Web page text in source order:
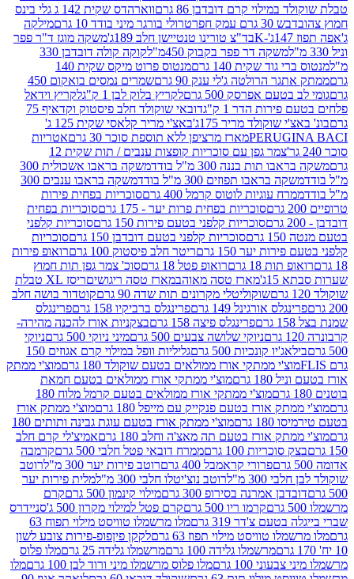
קרם דובדבן 86 גרם
ווארהדס שקית 142 ג גלי בינס
דבש 30 גרם עמק חפר
טרולי בורגר מיני בודד 10 גרם
מילקה
בד"צ טורינו טנטיישן חלב 189ג'
משקה מוגז ד"ר פפר
משקה דר פפר בקבוק 450מ"ל
קוקה קולה דובדבן 330
גוד שקית 140 גרם
מנטוס פרוט מיקס שקית 140
הרולטה ג'לי ענק 90 גרם
שמרים נמסים בואקום 450
אפרסק 500 גרם
לקריץ בלוק לבן 1 ק"ג
לקריץ וידאל
הדר 1 ק"ג
דובאי שוקולד חלב פיסטוק וקדאיף 75
שוקולד מריר 175ג'
באצ'י מריר קלאסי שקית 125 ג'
מארז מרציפן ללא תוספת סוכר 30 גרם
אטריות
צמר גפן עם סוכריות קופצות ענבים / תות שקית 12
תות בננה 300 מ"ל בודד
משקה בראבו אשכולית 300
בראבו תפוזים 300 מ"ל בודד
משקה בראבו ענבים 300
עוגיות לוטוס קרמל 400 גרם
סוכריות בפחית פירות
סוכריות בפחית פרות יער - 175 גרם
סוכריות בפחית
סוכריות קלפני בטעם פירות 150 גרם
סוכריות קלפני
סוכריות קלפני בטעם דובדבן 150 גרם
סוכריות
יער 150 גרם
ריטר חלב פיסטוק 100 גרם
רואופ פירות
תות 18 גרם
רואופ פטל 18 גרם
סוכ' צמר גפן תות חמוץ
מארז טסה מאוהב מארז טסה ריגושים
ריסז XL טבלת
שוקוליטלי מקרונים תות שדה 90 גרם
קוטדור בושה חלב
אורגינל 149 גרם
פרינגלס ברביקיו 158 גרם
פרינגלס
פרינגלס פיצה 158 גרם
בצקניות אורז להכנה מהירה-
ניוקי שלושה צבעים 500 גרם
מיני ניוקי 500 גרם
ניוקי
קונכיות 500 גרם
גליליות וופל במילוי קרם אגוזים 150
ממתקי אורז ממולאים בטעם שוקולד 180 גרם
מוצ'י ממתק
גרם
מוצ'י ממתקי אורז ממולאים בטעם חמאת
מוצ'י ממתקי אורז ממולאים בטעם קרמל מלוח 180
אורז בטעם פנקייק עם מייפל 180 גרם
מוצ'י ממתק אורז
גרם
מוצ'י ממתק אורז בטעם עוגת גבינה ותותים 180
אורז בטעם תה מאצ'ה וחלב 180 גרם
אמיצ'לי קרם חלב
סוכריות 100 גרם
ממרח דובאי פטל חלבי 500 גרם
קרמבה
פרורי קראמבל 400 גרם
רוטב פירות יער 300 מ"ל
רוטב
300 מ"ל
רוטב נוצ'יטלו חלבי 300 מ"ל
מלית פירות יער
אמרנה בסירופ 300 גרם
מילוי קינמון 500 גרם
קרם
קרמו ריו 500 גרם
קרם פטל למילוי מקרון 500 ג'
סניידרס
צ'דר 319 גרם
מלו מרשמלו טוויסט מילוי תפוח 63
טוויסט מילוי תפוז 63 גרם
לקקן פיןפופ-פירות צובע לשון
מרשמלו גלידה 100 גרם
מרשמלו גלידה 25 גרם
מלו פלוס
100 גרם
מלו פלוס מרשמלו מיני ורוד לבן 100 גרם
מלו